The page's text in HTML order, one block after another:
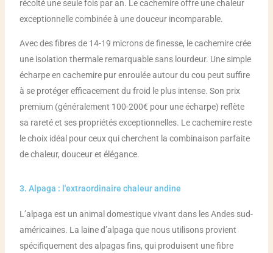
récolté une seule fois par an. Le cachemire offre une chaleur
exceptionnelle combinée à une douceur incomparable.
Avec des fibres de 14-19 microns de finesse, le cachemire crée
une isolation thermale remarquable sans lourdeur. Une simple
écharpe en cachemire pur enroulée autour du cou peut suffire
à se protéger efficacement du froid le plus intense. Son prix
premium (généralement 100-200€ pour une écharpe) reflète
sa rareté et ses propriétés exceptionnelles. Le cachemire reste
le choix idéal pour ceux qui cherchent la combinaison parfaite
de chaleur, douceur et élégance.
3. Alpaga : l'extraordinaire chaleur andine
L’alpaga est un animal domestique vivant dans les Andes sud-
américaines. La laine d’alpaga que nous utilisons provient
spécifiquement des alpagas fins, qui produisent une fibre